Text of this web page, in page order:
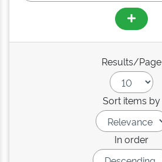
Results/Page
Sort items by
In order